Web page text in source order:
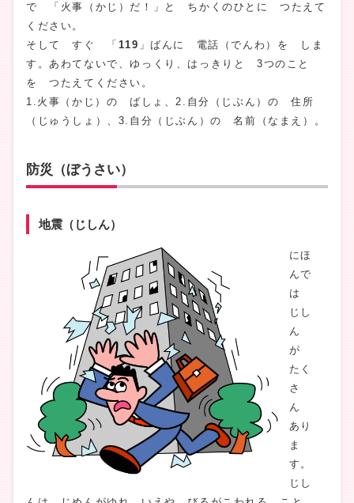
で 「火事（かじ）だ！」と ちかくのひとに つたえて
ください。
そして すぐ 「 119 」ばんに 電話（でんわ）を しま
す。あわてないで、ゆっくり、はっきりと 3つのこと
を つたえてください。
1.火事（かじ）の ばしょ、2.自分（じぶん）の 住所
（じゅうしょ）、3.自分（じぶん）の 名前（なまえ）。
防災（ぼうさい）
地震（じしん）
にほ
んで
は
じし
ん
が
たく
さ
ん
あり
ま
す。
じし